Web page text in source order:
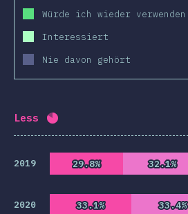
Würde ich wieder verwenden
Interessiert
Nie davon gehört
Less Fortschritt:
2019 29.8%
29.8% 32.1%
32.1%
2020 33.1%
33.1% 33.4%
33.4%